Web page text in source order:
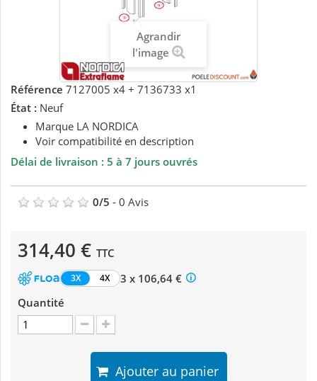
Agrandir
l'image
Référence 7127005 x4 + 7136733 x1
État : Neuf
Marque LA NORDICA
Voir compatibilité en description
Délai de livraison : 5 à 7 jours ouvrés
0/5 - 0 Avis
314,40 € TTC
3X 4X
3 x 106,64 €
Quantité
Ajouter au panier